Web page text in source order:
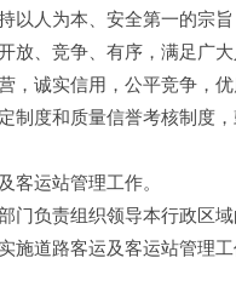
人为本、安全第一的宗旨
、竞争、有序，满足广大
诚实信用，公平竞争，优
度和质量信誉考核制度，
运站管理工作。
负责组织领导本行政区域
道路客运及客运站管理工